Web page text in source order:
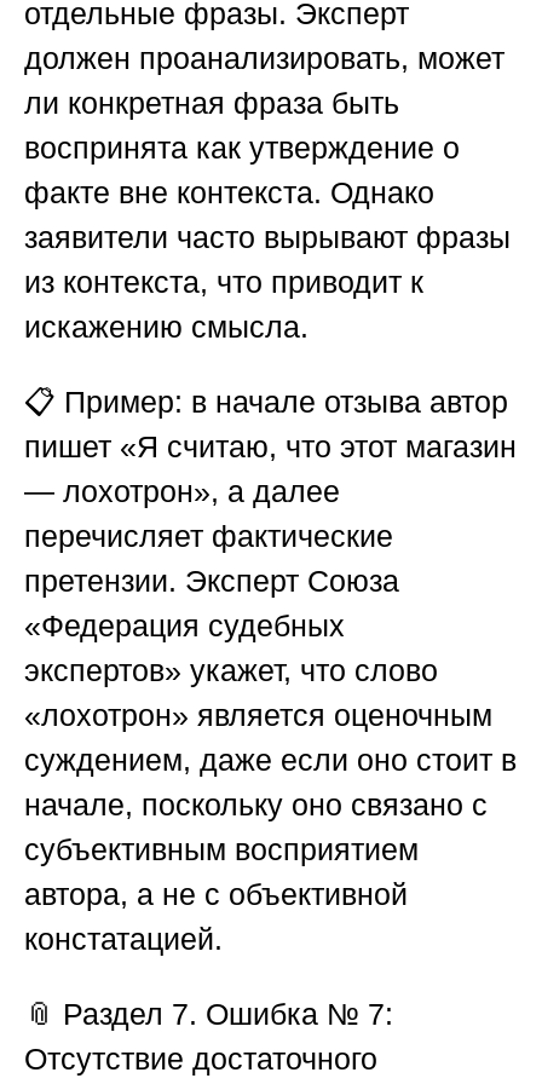
отдельные фразы. Эксперт
должен проанализировать, может
ли конкретная фраза быть
воспринята как утверждение о
факте вне контекста. Однако
заявители часто вырывают фразы
из контекста, что приводит к
искажению смысла.
📋 Пример: в начале отзыва автор
пишет «Я считаю, что этот магазин
— лохотрон», а далее
перечисляет фактические
претензии. Эксперт Союза
«Федерация судебных
экспертов» укажет, что слово
«лохотрон» является оценочным
суждением, даже если оно стоит в
начале, поскольку оно связано с
субъективным восприятием
автора, а не с объективной
констатацией.
📎 Раздел 7. Ошибка № 7:
Отсутствие достаточного